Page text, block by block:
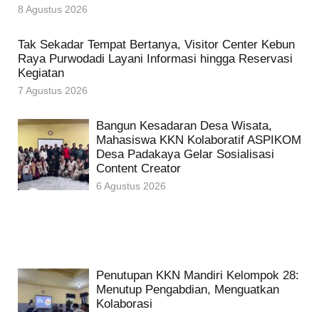
8 Agustus 2026
Tak Sekadar Tempat Bertanya, Visitor Center Kebun
Raya Purwodadi Layani Informasi hingga Reservasi
Kegiatan
7 Agustus 2026
Bangun Kesadaran Desa Wisata,
Mahasiswa KKN Kolaboratif ASPIKOM
Desa Padakaya Gelar Sosialisasi
Content Creator
6 Agustus 2026
Penutupan KKN Mandiri Kelompok 28:
Menutup Pengabdian, Menguatkan
Kolaborasi